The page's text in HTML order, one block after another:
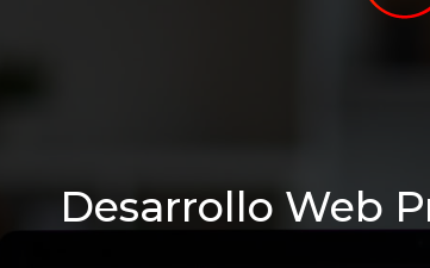
Desarrollo Web